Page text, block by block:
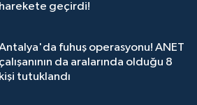
harekete geçirdi!
fuhuş operasyonu! ANET
çalışanının da aralarında olduğu 8
kişi tutuklandı